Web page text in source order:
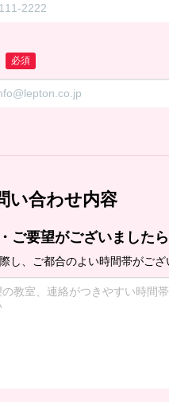
必須
い合わせ内容
ご要望がございました
し、ご都合のよい時間帯がござ